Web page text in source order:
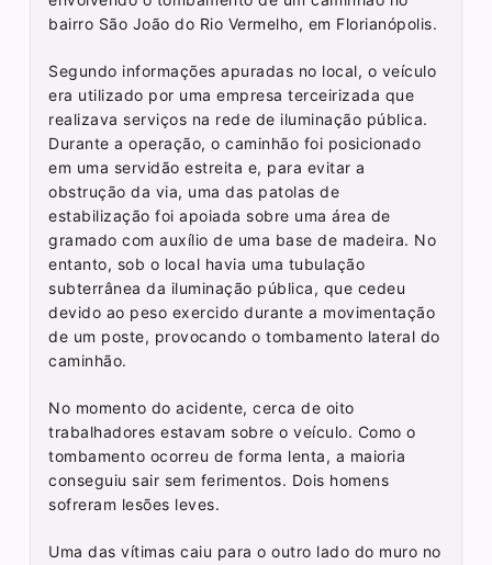
bairro São João do Rio Vermelho, em Florianópolis.
Segundo informações apuradas no local, o veículo
era utilizado por uma empresa terceirizada que
realizava serviços na rede de iluminação pública.
Durante a operação, o caminhão foi posicionado
em uma servidão estreita e, para evitar a
obstrução da via, uma das patolas de
estabilização foi apoiada sobre uma área de
gramado com auxílio de uma base de madeira. No
entanto, sob o local havia uma tubulação
subterrânea da iluminação pública, que cedeu
devido ao peso exercido durante a movimentação
de um poste, provocando o tombamento lateral do
caminhão.
No momento do acidente, cerca de oito
trabalhadores estavam sobre o veículo. Como o
tombamento ocorreu de forma lenta, a maioria
conseguiu sair sem ferimentos. Dois homens
sofreram lesões leves.
Uma das vítimas caiu para o outro lado do muro no